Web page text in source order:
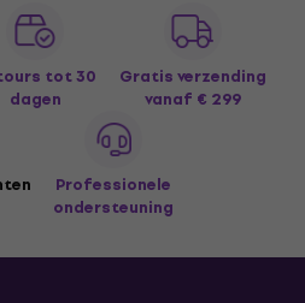
tot 30
dagen
Gratis verzending
vanaf € 299
Professionele
ondersteuning